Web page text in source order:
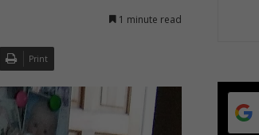
1 minute read
Print